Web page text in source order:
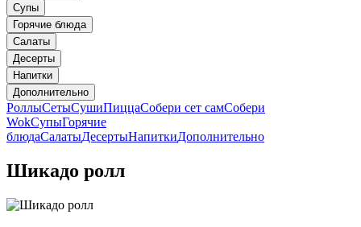
Супы
Горячие блюда
Салаты
Десерты
Напитки
Дополнительно
РоллыСетыСушиПиццаСобери сет самСобери
WokСупыГорячие
блюдаСалатыДесертыНапиткиДополнительно
Шикадо ролл